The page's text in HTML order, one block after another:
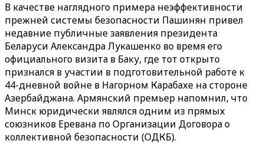
В качестве наглядного примера неэффективности
прежней системы безопасности Пашинян привел
недавние публичные заявления президента
Беларуси Александра Лукашенко во время его
официального визита в Баку, где тот открыто
признался в участии в подготовительной работе к
44-дневной войне в Нагорном Карабахе на стороне
Азербайджана. Армянский премьер напомнил, что
Минск юридически являлся одним из прямых
союзников Еревана по Организации Договора о
коллективной безопасности (ОДКБ).